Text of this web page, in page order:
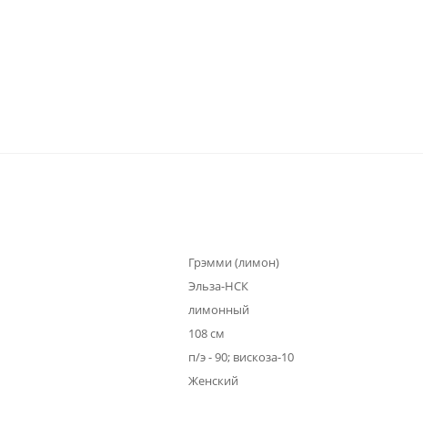
Грэмми (лимон)
Эльза-НСК
лимонный
108 см
п/э - 90; вискоза-10
Женский